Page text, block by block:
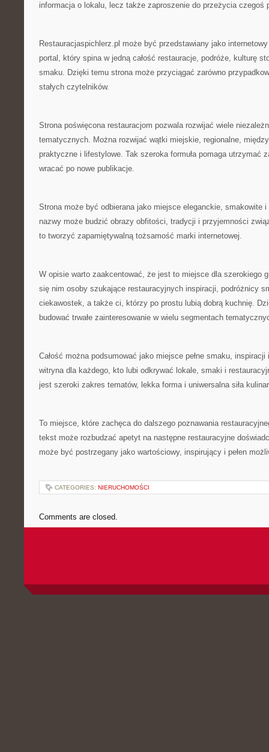
informacja o lokalu, lecz także zaproszenie do przeżycia czegoś
Restauracjaspichlerz.pl może być przedstawiany jako
portal, który spina w jedną całość restauracje, podróże, kulturę
smaku. Dzięki temu strona może przyciągać zarówno
stałych czytelników.
Strona poświęcona restauracjom pozwala rozwijać wiele
tematycznych. Można rozwijać wątki miejskie, regionalne,
praktyczne i lifestylowe. Tak szeroka formuła pomaga utrzymać
wracać po nowe publikacje.
Strona może być odbierana jako miejsce eleganckie, smakowite
nazwy może budzić obrazy obfitości, tradycji i przyjemności
to tworzyć zapamiętywalną tożsamość marki internetowej.
W opisie warto zaakcentować, że jest to miejsce dla szerokiego
się nim osoby szukające restauracyjnych inspiracji, podróżnicy
ciekawostek, a także ci, którzy po prostu lubią dobrą kuchnię.
budować trwałe zainteresowanie w wielu segmentach
Całość można podsumować jako miejsce pełne smaku,
witryna dla każdego, kto lubi odkrywać lokale, smaki i
jest szeroki zakres tematów, lekka forma i uniwersalna siła
To miejsce, które zachęca do dalszego poznawania
tekst może rozbudzać apetyt na następne restauracyjne
może być postrzegany jako wartościowy, inspirujący i pełen
CATEGORIES: NIERUCHOMOŚCI
Comments are closed.